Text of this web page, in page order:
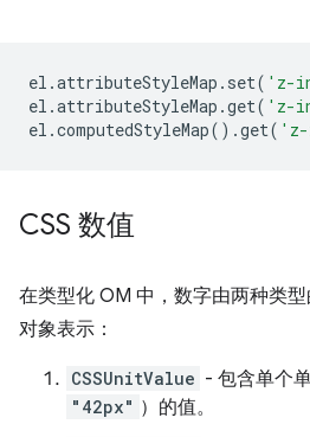
el .attributeStyleMap . set( 'z-
el .attributeStyleMap .get( 'z-
el .computedStyleMap().get( 'z-
CSS 数值
在类型化 OM 中，数字由两种类型
对象表示：
CSSUnitValue - 包含单个
"42px" ）的值。